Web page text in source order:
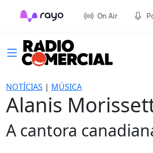
On Air
NOTÍCIAS | MÚSICA
Alanis
A cantora